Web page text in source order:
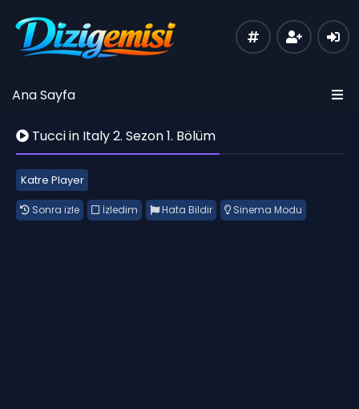
Ana Sayfa
Tucci in Italy 2. Sezon 1. Bölüm
Katre Player
Sonra izle İzledim Hata Bildir Sinema Modu